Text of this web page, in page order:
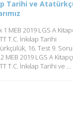
Tarihi ve
MEB 2019 LGS A
T.C. İnkılap Tarihi
16. Test 9. Soru
MEB 2019 LGS A
T.C. İnkılap Tarihi ve ...